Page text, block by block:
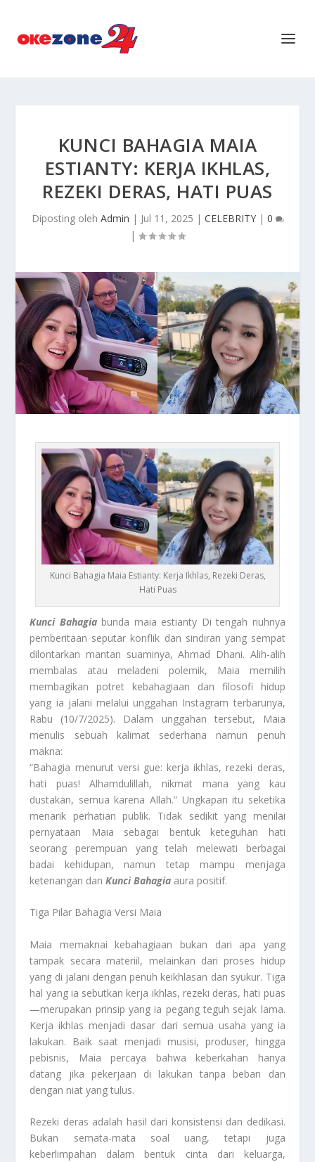
KUNCI BAHAGIA MAIA
ESTIANTY: KERJA IKHLAS,
REZEKI DERAS, HATI PUAS
Diposting oleh Admin | Jul 11, 2025 | CELEBRITY| 0
|
Kunci Bahagia Maia Estianty: Kerja Ikhlas, Rezeki Deras,
Hati Puas
Kunci Bahagiabunda maia estianty Di tengah riuhnya
pemberitaan seputar konflik dan sindiran yang sempat
dilontarkan mantan suaminya, Ahmad Dhani. Alih-alih
membalas atau meladeni polemik, Maia memilih
membagikan potret kebahagiaan dan filosofi hidup
yang ia jalani melalui unggahan Instagram terbarunya,
Rabu (10/7/2025). Dalam unggahan tersebut, Maia
menulis sebuah kalimat sederhana namun penuh
makna:
“Bahagia menurut versi gue: kerja ikhlas, rezeki deras,
hati puas! Alhamdulillah, nikmat mana yang kau
dustakan, semua karena Allah.” Ungkapan itu seketika
menarik perhatian publik. Tidak sedikit yang menilai
pernyataan Maia sebagai bentuk keteguhan hati
seorang perempuan yang telah melewati berbagai
badai kehidupan, namun tetap mampu menjaga
ketenangan danKunci Bahagia aura positif.
Tiga Pilar Bahagia Versi Maia
Maia memaknai kebahagiaan bukan dari apa yang
tampak secara materiil, melainkan dari proses hidup
yang di jalani dengan penuh keikhlasan dan syukur. Tiga
hal yang ia sebutkan kerja ikhlas, rezeki deras, hati puas
—merupakan prinsip yang ia pegang teguh sejak lama.
Kerja ikhlas menjadi dasar dari semua usaha yang ia
lakukan. Baik saat menjadi musisi, produser, hingga
pebisnis, Maia percaya bahwa keberkahan hanya
datang jika pekerjaan di lakukan tanpa beban dan
dengan niat yang tulus.
Rezeki deras adalah hasil dari konsistensi dan dedikasi.
Bukan semata-mata soal uang, tetapi juga
keberlimpahan dalam bentuk cinta dari keluarga,